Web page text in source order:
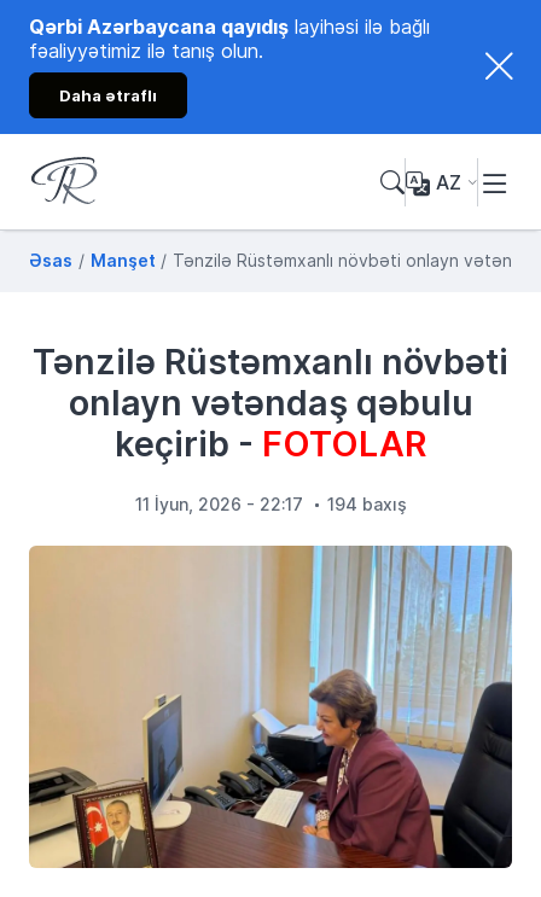
Qərbi Azərbaycana qayıdış layihəsi ilə bağlı
fəaliyyətimiz ilə tanış olun.
Daha ətraflı
Tənzilə Rüstəmxanlı
AZ
Əsas Manşet Tənzilə Rüstəmxanlı növbəti onlayn
Tənzilə Rüstəmxanlı növbəti
onlayn vətəndaş qəbulu
keçirib - FOTOLAR
11 İyun, 2026 - 22:17 194 baxış